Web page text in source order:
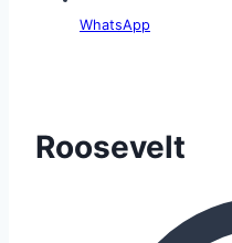
WhatsApp
Roosevelt